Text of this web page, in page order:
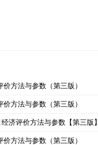
方法与参数（第三版）
方法与参数（第三版）
济评价方法与参数【第三版】
方法与参数（第三版）